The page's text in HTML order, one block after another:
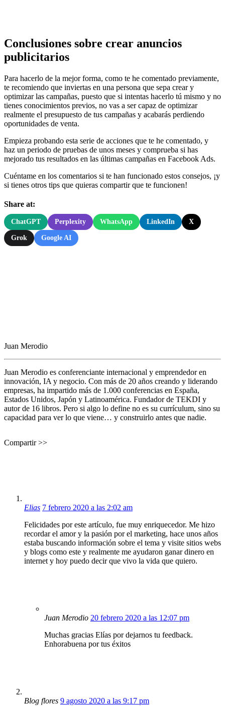
Conclusiones sobre crear anuncios
publicitarios
Para hacerlo de la mejor forma, como te he comentado previamente,
te recomiendo que inviertas en una persona que sepa crear y
optimizar las campañas, puesto que si intentas hacerlo tú mismo y no
tienes conocimientos previos, no vas a ser capaz de optimizar
realmente el presupuesto de tus campañas y acabarás perdiendo
oportunidades de venta.
Empieza probando esta serie de acciones que te he comentado, y
haz un periodo de pruebas de unos meses y comprueba si has
mejorado tus resultados en las últimas campañas en Facebook Ads.
Cuéntame en los comentarios si te han funcionado estos consejos, ¡y
si tienes otros tips que quieras compartir que te funcionen!
Share at:
ChatGPT Perplexity WhatsApp LinkedIn X
Grok Google AI
Juan Merodio
Juan Merodio es conferenciante internacional y emprendedor en
innovación, IA y negocio. Con más de 20 años creando y liderando
empresas, ha impartido más de 1.000 conferencias en España,
Estados Unidos, Japón y Latinoamérica. Fundador de TEKDI y
autor de 16 libros. Pero si algo lo define no es su currículum, sino su
capacidad para ver lo que viene… y construirlo antes que nadie.
Compartir >>
Elias 7 febrero 2020 a las 2:02 am
Felicidades por este artículo, fue muy enriquecedor. Me hizo
recordar el amor y la pasión por el marketing, hace unos años
estaba buscando información sobre el tema y visite sitios webs
y blogs como este y realmente me ayudaron ganar dinero en
internet y hoy puedo decir que vivo la vida que quiero.
Juan Merodio 20 febrero 2020 a las 12:07 pm
Muchas gracias Elías por dejarnos tu feedback.
Enhorabuena por tus éxitos
Blog flores 9 agosto 2020 a las 9:17 pm